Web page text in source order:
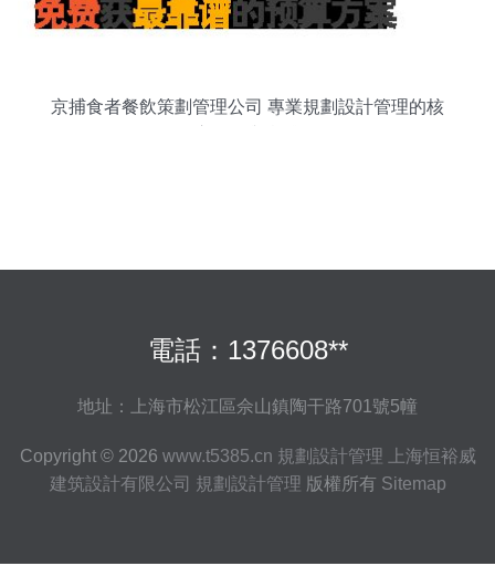
京捕食者餐飲策劃管理公司 專業規劃設計管理的核
電話：1376608**
地址：上海市松江區佘山鎮陶干路701號5幢
Copyright © 2026 www.t5385.cn 規劃設計管理
上海恒裕威
建筑設計有限公司 規劃設計管理 版權所有 Sitemap